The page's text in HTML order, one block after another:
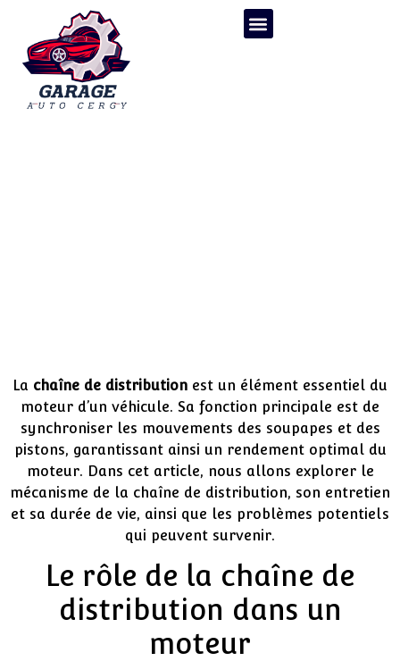
La chaîne de distribution est un élément essentiel du
moteur d’un véhicule. Sa fonction principale est de
synchroniser les mouvements des soupapes et des
pistons, garantissant ainsi un rendement optimal du
moteur. Dans cet article, nous allons explorer le
mécanisme de la chaîne de distribution, son entretien
et sa durée de vie, ainsi que les problèmes potentiels
qui peuvent survenir.
Le rôle de la chaîne de
distribution dans un
moteur